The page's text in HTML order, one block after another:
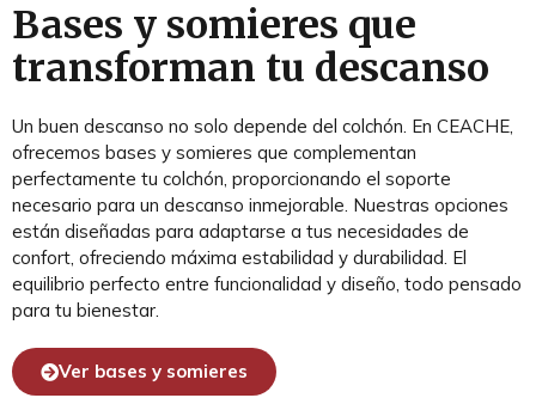
Bases y somieres que
transforman tu descanso
Un buen descanso no solo depende del colchón. En CEACHE,
ofrecemos bases y somieres que complementan
perfectamente tu colchón, proporcionando el soporte
necesario para un descanso inmejorable. Nuestras opciones
están diseñadas para adaptarse a tus necesidades de
confort, ofreciendo máxima estabilidad y durabilidad. El
equilibrio perfecto entre funcionalidad y diseño, todo pensado
para tu bienestar.
Ver bases y somieres